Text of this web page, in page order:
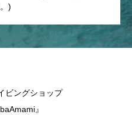
)
ビングショップ
』